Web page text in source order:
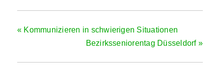
« Kommunizieren in schwierigen Situationen
Bezirksseniorentag Düsseldorf »